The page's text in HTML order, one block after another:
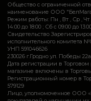
Общество с ограниченной
наименование ООО
Режим работы: Пн , Вт , Ср , Чт
14:00 до 18:00 ; Сб c 09:00 до
Свидетельство
исполнительного комитета
УНП 591046626
230026 г.Гродно ул. Победы 22а
Дата регистрации в
магазине включены в
Регистрационный номер в
579129
Лицо, уполномоченное ООО